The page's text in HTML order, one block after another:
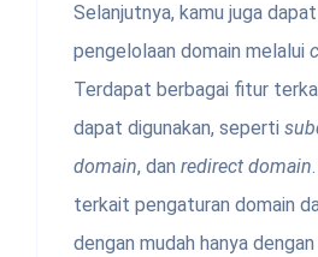
Selanjutnya, kamu juga
pengelolaan domain melalui
Terdapat berbagai fitur
dapat digunakan, seperti
domain, dan redirect domain
terkait pengaturan domain
dengan mudah hanya